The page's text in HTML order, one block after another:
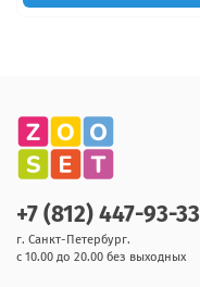
+7 (812) 447-93-33
г. Санкт-Петербург.
с 10.00 до 20.00 без выходных